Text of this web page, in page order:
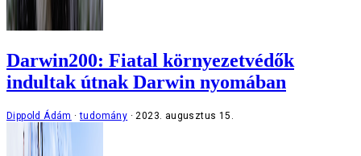
Darwin200: Fiatal környezetvédők
indultak útnak Darwin nyomában
Dippold Ádám tudomány 2023. augusztus 15.